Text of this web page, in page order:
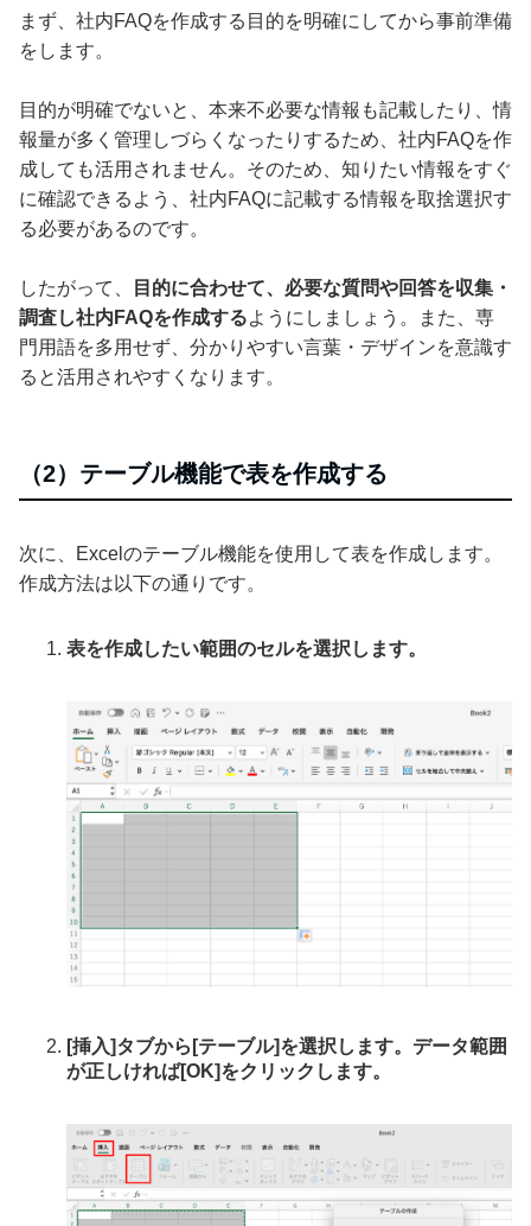
まず、社内FAQを作成する目的を明確にしてから事前準備
をします。
目的が明確でないと、本来不必要な情報も記載したり、情
報量が多く管理しづらくなったりするため、社内FAQを作
成しても活用されません。そのため、知りたい情報をすぐ
に確認できるよう、社内FAQに記載する情報を取捨選択す
る必要があるのです。
したがって、
目的に合わせて、必要な質問や回答を収集・
調査し社内FAQを作成するようにしましょう。また、専
門用語を多用せず、分かりやすい言葉・デザインを意識す
ると活用されやすくなります。
（2）テーブル機能で表を作成する
次に、Excelのテーブル機能を使用して表を作成します。
作成方法は以下の通りです。
表を作成したい範囲のセルを選択します。
[挿入]タブから[テーブル]を選択します。データ範囲
が正しければ[OK]をクリックします。